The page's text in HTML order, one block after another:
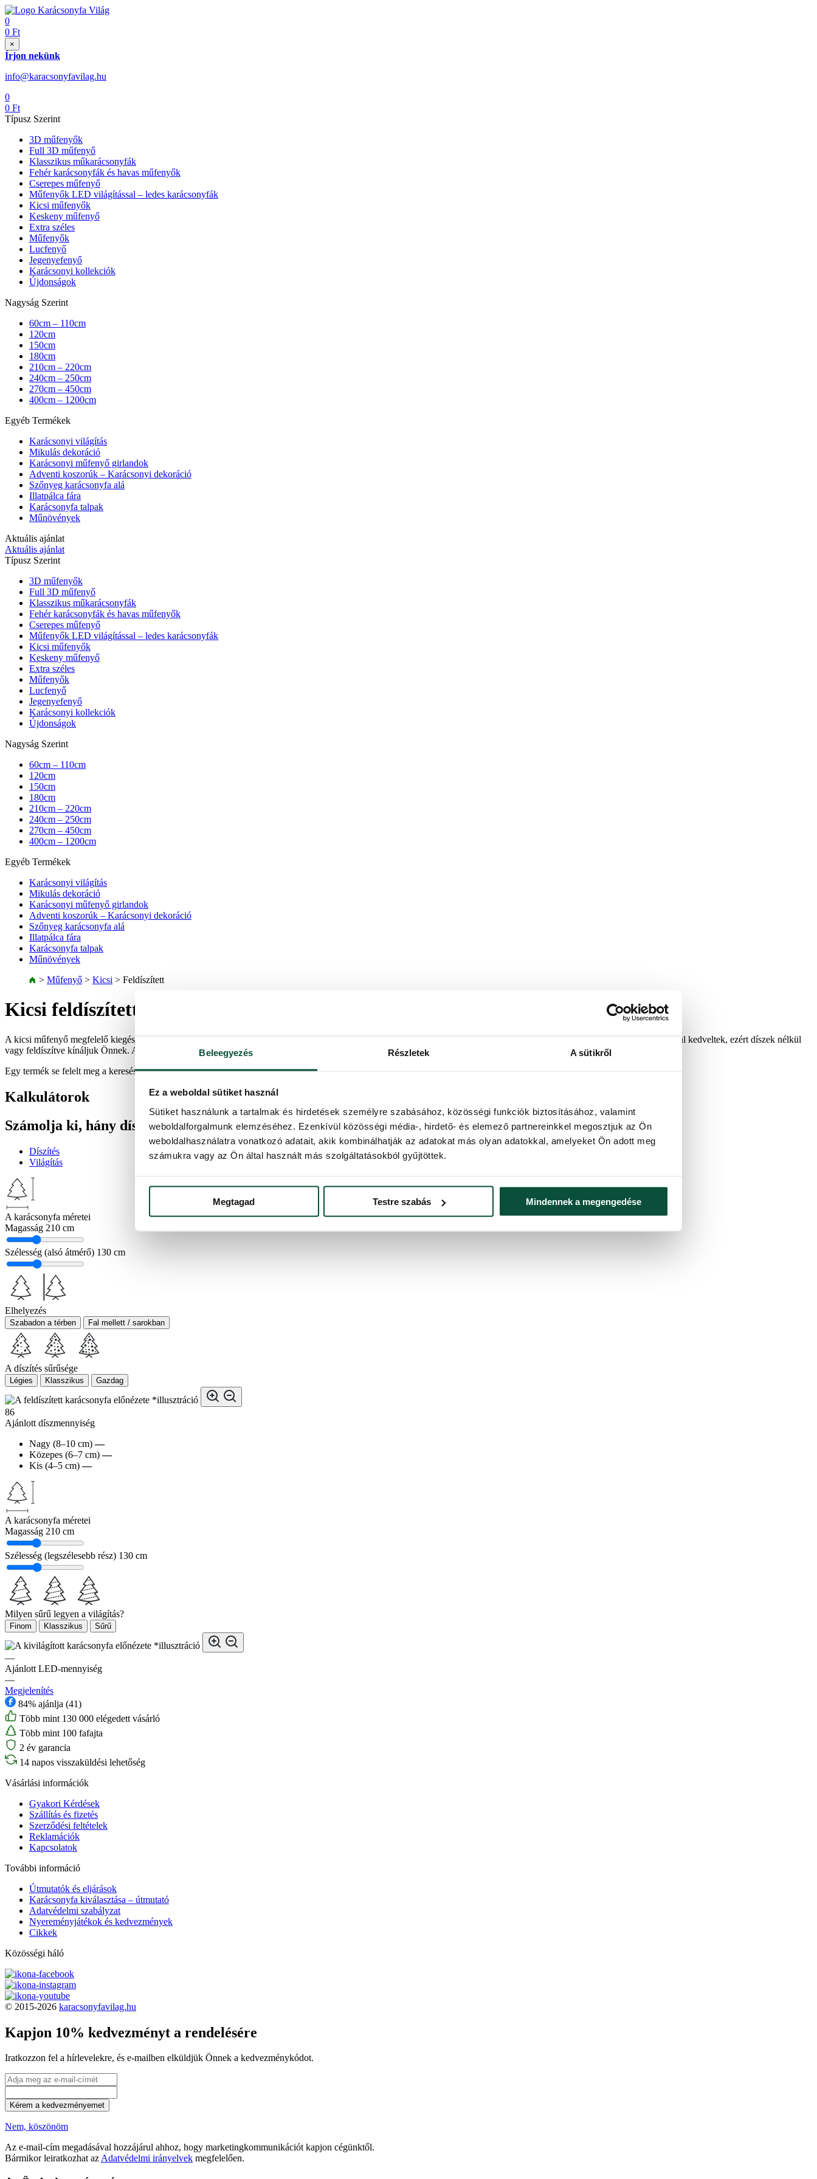
Beleegyezés Részletek A sütikről
Ez a weboldal sütiket használ
Sütiket használunk a tartalmak és hirdetések személyre szabásához, közösségi funkciók biztosításához, valamint
weboldalforgalmunk elemzéséhez. Ezenkívül közösségi média-, hirdető- és elemező partnereinkkel megosztjuk az Ön
weboldalhasználatra vonatkozó adatait, akik kombinálhatják az adatokat más olyan adatokkal, amelyeket Ön adott meg
számukra vagy az Ön által használt más szolgáltatásokból gyűjtöttek.
Megtagad Testre szabás Mindennek a megengedése
0
0 Ft
×
Írjon nekünk
info@karacsonyfavilag.hu
0
0 Ft
Típusz Szerint
3D műfenyők
Full 3D műfenyő
Klasszikus műkarácsonyfák
Fehér karácsonyfák és havas műfenyők
Cserepes műfenyő
Műfenyők LED világítással – ledes karácsonyfák
Kicsi műfenyők
Keskeny műfenyő
Extra széles
Műfenyők
Lucfenyő
Jegenyefenyő
Karácsonyi kollekciók
Újdonságok
Nagyság Szerint
60cm – 110cm
120cm
150cm
180cm
210cm – 220cm
240cm – 250cm
270cm – 450cm
400cm – 1200cm
Egyéb Termékek
Karácsonyi világítás
Mikulás dekoráció
Karácsonyi műfenyő girlandok
Adventi koszorúk – Karácsonyi dekoráció
Szőnyeg karácsonyfa alá
Illatpálca fára
Karácsonyfa talpak
Műnövények
Aktuális ajánlat
Aktuális ajánlat
Típusz Szerint
3D műfenyők
Full 3D műfenyő
Klasszikus műkarácsonyfák
Fehér karácsonyfák és havas műfenyők
Cserepes műfenyő
Műfenyők LED világítással – ledes karácsonyfák
Kicsi műfenyők
Keskeny műfenyő
Extra széles
Műfenyők
Lucfenyő
Jegenyefenyő
Karácsonyi kollekciók
Újdonságok
Nagyság Szerint
60cm – 110cm
120cm
150cm
180cm
210cm – 220cm
240cm – 250cm
270cm – 450cm
400cm – 1200cm
Egyéb Termékek
Karácsonyi világítás
Mikulás dekoráció
Karácsonyi műfenyő girlandok
Adventi koszorúk – Karácsonyi dekoráció
Szőnyeg karácsonyfa alá
Illatpálca fára
Karácsonyfa talpak
Műnövények
> Műfenyő > Kicsi > Feldíszített
Kicsi feldíszített műfenyők
A kicsi műfenyő megfelelő kiegészítő azokban a helyiségekben, ahol kevés a hely, vagy mini műfenyőként a gyerekszobában esetleg az előszobában. A kicsi műfenyők rendkívül kedveltek, ezért díszek nélkül
vagy feldíszítve kínáljuk Önnek. A mini műfenyőket megtalálja nálunk a hagyományos zöld tűlevelekkel, valamint sűrűn hóval borított, fehér változatban is.Olvass tovább
Egy termék se felelt meg a keresésnek.
Kalkulátorok
Számolja ki, hány díszre vagy fényfüzérre van szüksége a karácsonyfájához.
Díszítés
Világítás
A karácsonyfa méretei
Magasság 210 cm
Szélesség (alsó átmérő) 130 cm
Elhelyezés
Szabadon a térben Fal mellett / sarokban
A díszítés sűrűsége
Légies Klasszikus Gazdag
*illusztráció
86
Ajánlott díszmennyiség
Nagy (8–10 cm) —
Közepes (6–7 cm) —
Kis (4–5 cm) —
A karácsonyfa méretei
Magasság 210 cm
Szélesség (legszélesebb rész) 130 cm
Milyen sűrű legyen a világítás?
Finom Klasszikus Sűrű
*illusztráció
—
Ajánlott LED-mennyiség
—
Megjelenítés
84% ajánlja (41)
Több mint 130 000 elégedett vásárló
Több mint 100 fafajta
2 év garancia
14 napos visszaküldési lehetőség
Vásárlási információk
Gyakori Kérdések
Szállítás és fizetés
Szerződési feltételek
Reklamációk
Kapcsolatok
További információ
Útmutatók és eljárások
Karácsonyfa kiválasztása – útmutató
Adatvédelmi szabályzat
Nyereményjátékok és kedvezmények
Cikkek
Közösségi háló
© 2015-2026 karacsonyfavilag.hu
Kapjon 10% kedvezményt a rendelésére
Iratkozzon fel a hírlevelekre, és e-mailben elküldjük Önnek a kedvezménykódot.
Kérem a kedvezményemet
Nem, köszönöm
Az e-mail-cím megadásával hozzájárul ahhoz, hogy marketingkommunikációt kapjon cégünktől.
Bármikor leiratkozhat azAdatvédelmi irányelvek megfelelően.